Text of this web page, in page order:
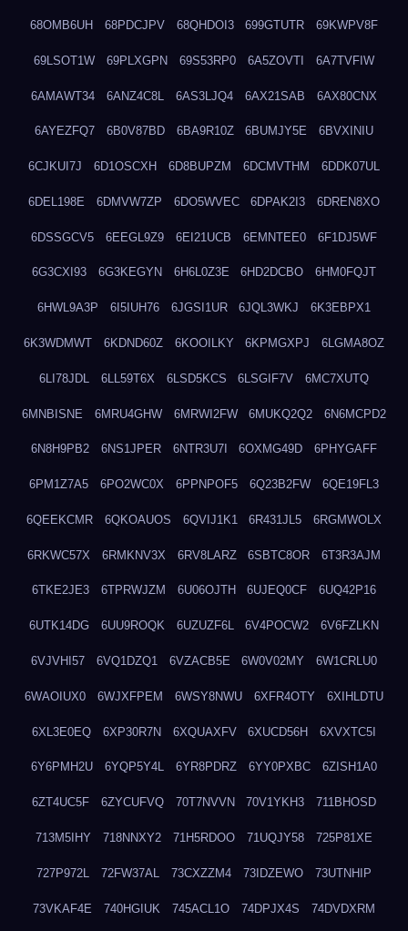
68OMB6UH 68PDCJPV 68QHDOI3 699GTUTR 69KWPV8F
69LSOT1W 69PLXGPN 69S53RP0 6A5ZOVTI 6A7TVFIW
6AMAWT34 6ANZ4C8L 6AS3LJQ4 6AX21SAB 6AX80CNX
6AYEZFQ7 6B0V87BD 6BA9R10Z 6BUMJY5E 6BVXINIU
6CJKUI7J 6D1OSCXH 6D8BUPZM 6DCMVTHM 6DDK07UL
6DEL198E 6DMVW7ZP 6DO5WVEC 6DPAK2I3 6DREN8XO
6DSSGCV5 6EEGL9Z9 6EI21UCB 6EMNTEE0 6F1DJ5WF
6G3CXI93 6G3KEGYN 6H6L0Z3E 6HD2DCBO 6HM0FQJT
6HWL9A3P 6I5IUH76 6JGSI1UR 6JQL3WKJ 6K3EBPX1
6K3WDMWT 6KDND60Z 6KOOILKY 6KPMGXPJ 6LGMA8OZ
6LI78JDL 6LL59T6X 6LSD5KCS 6LSGIF7V 6MC7XUTQ
6MNBISNE 6MRU4GHW 6MRWI2FW 6MUKQ2Q2 6N6MCPD2
6N8H9PB2 6NS1JPER 6NTR3U7I 6OXMG49D 6PHYGAFF
6PM1Z7A5 6PO2WC0X 6PPNPOF5 6Q23B2FW 6QE19FL3
6QEEKCMR 6QKOAUOS 6QVIJ1K1 6R431JL5 6RGMWOLX
6RKWC57X 6RMKNV3X 6RV8LARZ 6SBTC8OR 6T3R3AJM
6TKE2JE3 6TPRWJZM 6U06OJTH 6UJEQ0CF 6UQ42P16
6UTK14DG 6UU9ROQK 6UZUZF6L 6V4POCW2 6V6FZLKN
6VJVHI57 6VQ1DZQ1 6VZACB5E 6W0V02MY 6W1CRLU0
6WAOIUX0 6WJXFPEM 6WSY8NWU 6XFR4OTY 6XIHLDTU
6XL3E0EQ 6XP30R7N 6XQUAXFV 6XUCD56H 6XVXTC5I
6Y6PMH2U 6YQP5Y4L 6YR8PDRZ 6YY0PXBC 6ZISH1A0
6ZT4UC5F 6ZYCUFVQ 70T7NVVN 70V1YKH3 711BHOSD
713M5IHY 718NNXY2 71H5RDOO 71UQJY58 725P81XE
727P972L 72FW37AL 73CXZZM4 73IDZEWO 73UTNHIP
73VKAF4E 740HGIUK 745ACL1O 74DPJX4S 74DVDXRM